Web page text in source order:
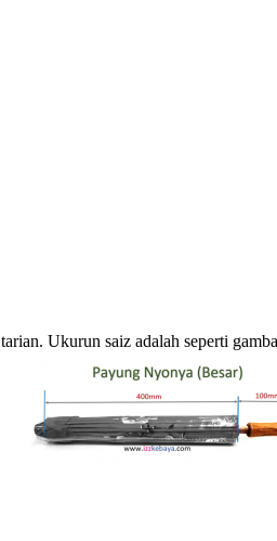
Ukurun saiz adalah seperti